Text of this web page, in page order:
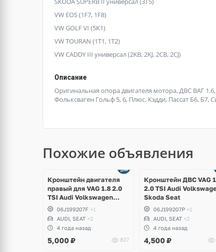
VW EOS (1F7, 1F8)
VW GOLF VI (5K1)
VW TOURAN (1T1, 1T2)
VW CADDY III универсал (2KB, 2KJ, 2CB, 2CJ)
Описание
Оригинальная опора двигателя мотора, ДВС ВАГ
Фольксваген Гольф 5, 6, Плюс, Кэдди, Пассат Б6, Б7,
Похожие объявления
Кронштейн двигателя
правый для VAG 1.8 2.0
TSI Audi Volkswagen
Skoda Seat
06J199207F +1
AUDI, SEAT +2
4 года назад
5,000 ₽ 827
Кронштейн ДВС VAG
2.0 TSI Audi
Skoda Seat
06J199207P +1
AUDI, SEAT +2
4 года назад
4,500 ₽